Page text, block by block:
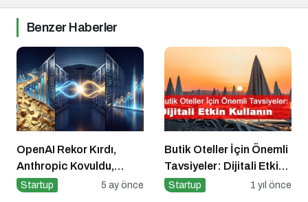
Benzer Haberler
OpenAI Rekor Kırdı,
Anthropic Kovuldu,
Polymarket “Bildi”: Bir
Startup 5 ay önce
Butik Oteller İçin Önemli
Tavsiyeler: Dijitali Etkin
Kullanın
Startup 1 yıl önce